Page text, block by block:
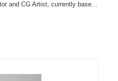
and CG Artist, currently base...